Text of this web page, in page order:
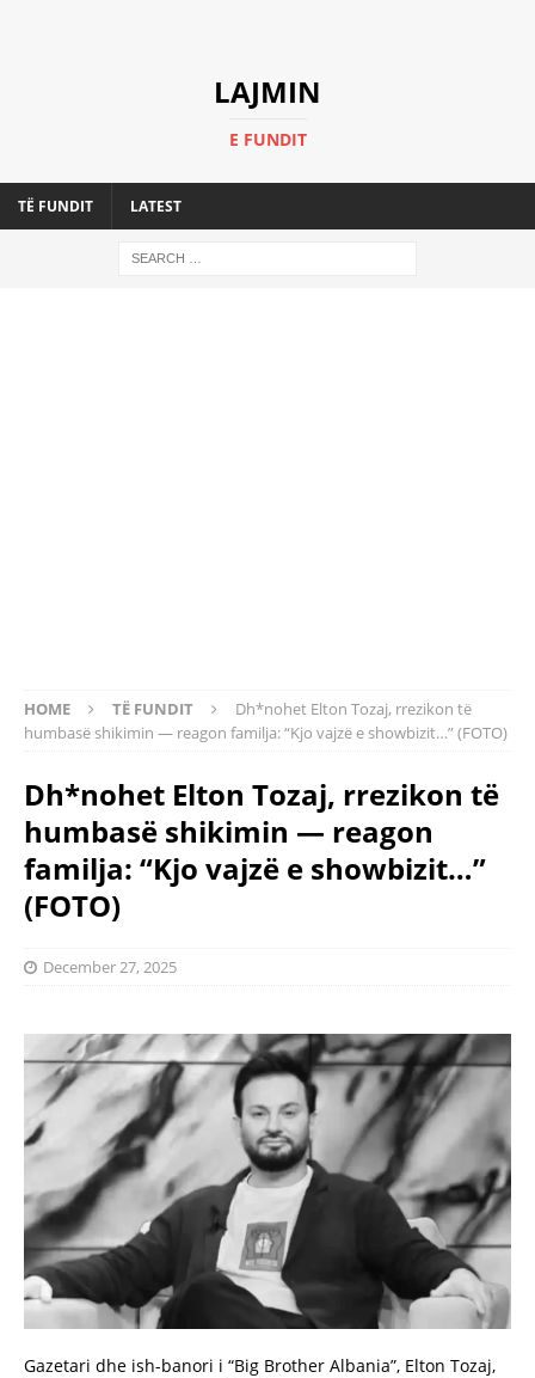
LAJMIN
E FUNDIT
TË FUNDIT LATEST
HOME TË FUNDIT
Dh*nohet Elton Tozaj, rrezikon të
humbasë shikimin — reagon familja: “Kjo vajzë e showbizit…” (FOTO)
Dh*nohet Elton Tozaj, rrezikon të
humbasë shikimin — reagon
familja: “Kjo vajzë e showbizit…”
(FOTO)
December 27, 2025
Gazetari dhe ish-banori i “Big Brother Albania”, Elton Tozaj,